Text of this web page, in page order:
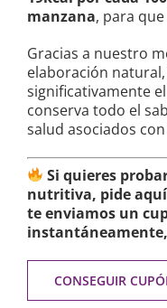
manzana, para
Gracias a nuestro
elaboración
significativamente
conserva todo el
salud asociados
Si quieres
nutritiva, pide
te enviamos un
instantáneamente,
CONSEGUIR